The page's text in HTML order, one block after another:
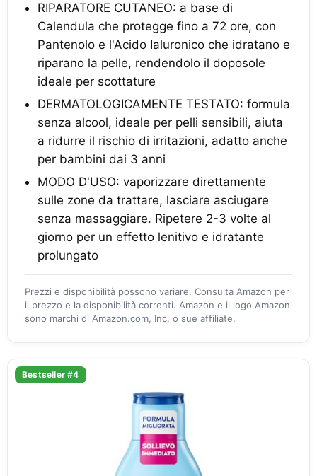
RIPARATORE CUTANEO: a base di
Calendula che protegge fino a 72 ore, con
Pantenolo e l'Acido Ialuronico che idratano e
riparano la pelle, rendendolo il doposole
ideale per scottature
DERMATOLOGICAMENTE TESTATO: formula
senza alcool, ideale per pelli sensibili, aiuta
a ridurre il rischio di irritazioni, adatto anche
per bambini dai 3 anni
MODO D'USO: vaporizzare direttamente
sulle zone da trattare, lasciare asciugare
senza massaggiare. Ripetere 2-3 volte al
giorno per un effetto lenitivo e idratante
prolungato
Prezzi e disponibilità possono variare. Consulta Amazon per
il prezzo e la disponibilità correnti. Amazon e il logo Amazon
sono marchi di Amazon.com, Inc. o sue affiliate.
Bestseller #4